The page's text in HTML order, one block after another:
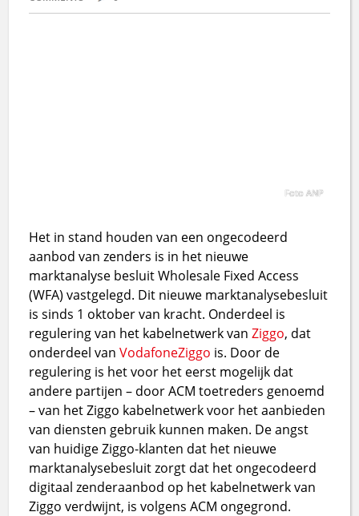
Foto ANP
Het in stand houden van een ongecodeerd
aanbod van zenders is in het nieuwe
marktanalyse besluit Wholesale Fixed Access
(WFA) vastgelegd. Dit nieuwe marktanalysebesluit
is sinds 1 oktober van kracht. Onderdeel is
regulering van het kabelnetwerk vanZiggo, dat
onderdeel vanVodafoneZiggo is. Door de
regulering is het voor het eerst mogelijk dat
andere partijen – door ACM toetreders genoemd
– van het Ziggo kabelnetwerk voor het aanbieden
van diensten gebruik kunnen maken. De angst
van huidige Ziggo-klanten dat het nieuwe
marktanalysebesluit zorgt dat het ongecodeerd
digitaal zenderaanbod op het kabelnetwerk van
Ziggo verdwijnt, is volgens ACM ongegrond.